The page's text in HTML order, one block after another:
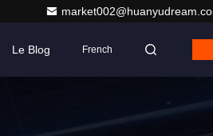
Le Blog French